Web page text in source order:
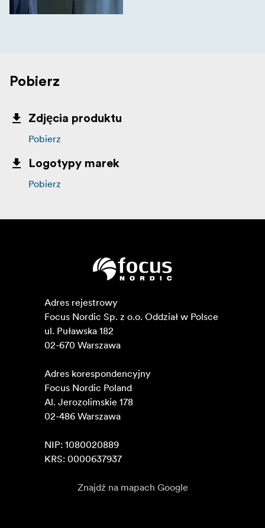
Pobierz
Zdjęcia produktu
Pobierz
Logotypy marek
Pobierz
Adres rejestrowy
Focus Nordic Sp. z o.o. Oddział w Polsce
ul. Puławska 182
02-670 Warszawa
Adres korespondencyjny
Focus Nordic Poland
Al. Jerozolimskie 178
02-486 Warszawa
NIP: 1080020889
KRS: 0000637937
Znajdź na mapach Google